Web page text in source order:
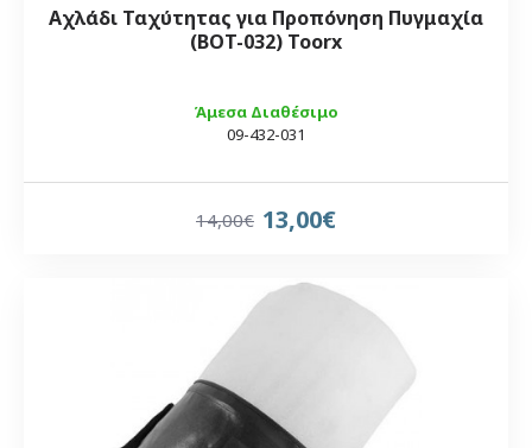
Άμεσα Διαθέσιμο
09-432-031
Αχλάδι Ταχύτητας για Προπόνηση Πυγμαχία
(BOT-032) Toorx
13,00€
14,00€